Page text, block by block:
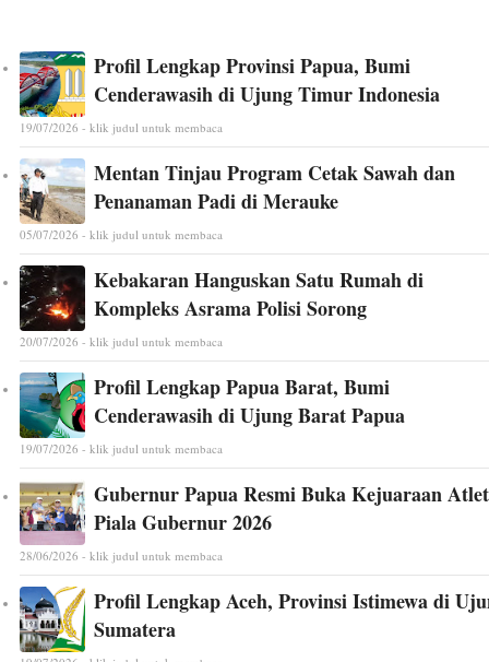
Profil Lengkap Provinsi Papua, Bumi
Cenderawasih di Ujung Timur Indonesia
19/07/2026 - klik judul untuk membaca
Mentan Tinjau Program Cetak Sawah dan
Penanaman Padi di Merauke
05/07/2026 - klik judul untuk membaca
Kebakaran Hanguskan Satu Rumah di
Kompleks Asrama Polisi Sorong
20/07/2026 - klik judul untuk membaca
Profil Lengkap Papua Barat, Bumi
Cenderawasih di Ujung Barat Papua
19/07/2026 - klik judul untuk membaca
Gubernur Papua Resmi Buka Kejuaraan
Piala Gubernur 2026
28/06/2026 - klik judul untuk membaca
Profil Lengkap Aceh, Provinsi Istimewa di
Sumatera